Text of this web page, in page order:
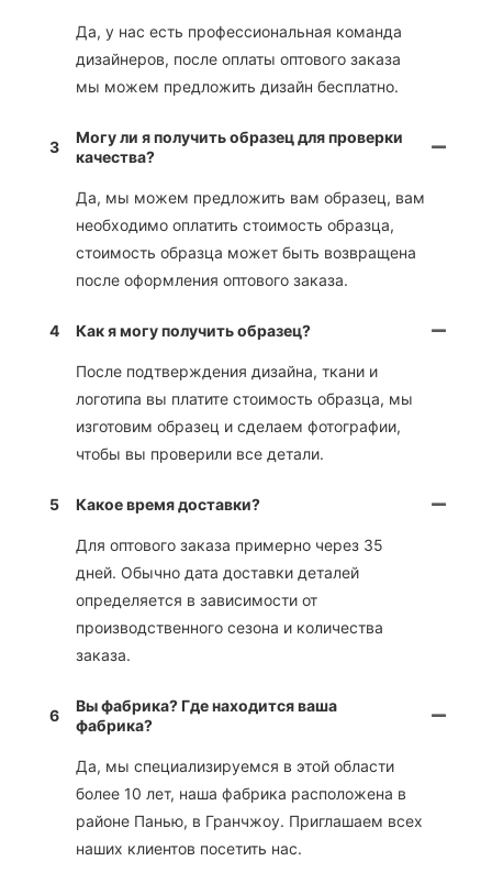
Да, у нас есть профессиональная команда
дизайнеров, после оплаты оптового заказа
мы можем предложить дизайн бесплатно.
3
Могу ли я получить образец для проверки
качества?
Да, мы можем предложить вам образец, вам
необходимо оплатить стоимость образца,
стоимость образца может быть возвращена
после оформления оптового заказа.
4 Как я могу получить образец?
После подтверждения дизайна, ткани и
логотипа вы платите стоимость образца, мы
изготовим образец и сделаем фотографии,
чтобы вы проверили все детали.
5 Какое время доставки?
Для оптового заказа примерно через 35
дней. Обычно дата доставки деталей
определяется в зависимости от
производственного сезона и количества
заказа.
6
Вы фабрика? Где находится ваша
фабрика?
Да, мы специализируемся в этой области
более 10 лет, наша фабрика расположена в
районе Панью, в Гранчжоу. Приглашаем всех
наших клиентов посетить нас.